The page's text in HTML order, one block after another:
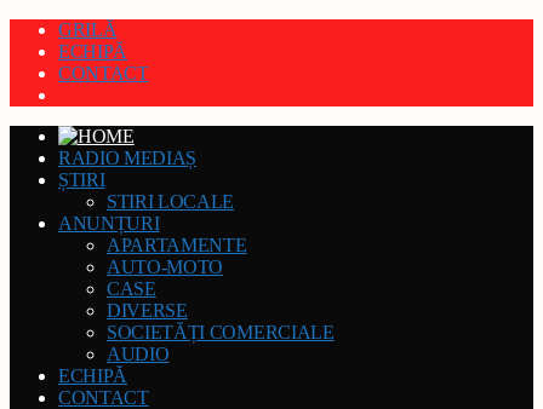
GRILĂ
ECHIPĂ
CONTACT
RADIO MEDIAȘ
ȘTIRI
STIRI LOCALE
ANUNȚURI
APARTAMENTE
AUTO-MOTO
CASE
DIVERSE
SOCIETĂȚI COMERCIALE
AUDIO
ECHIPĂ
CONTACT